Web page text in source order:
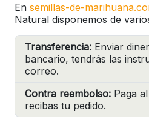
En semillas-de-
Natural disponemos de
Transferencia: Enviar
bancario, tendrás las
correo.
Contra reembolso: Paga
recibas tu pedido.